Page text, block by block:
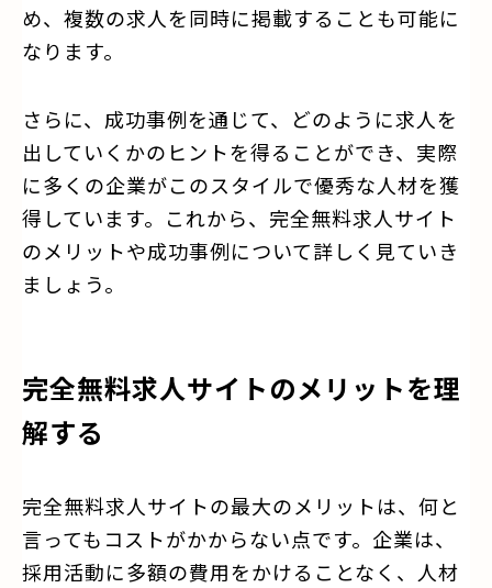
め、複数の求人を同時に掲載することも可能に
なります。
さらに、成功事例を通じて、どのように求人を
出していくかのヒントを得ることができ、実際
に多くの企業がこのスタイルで優秀な人材を獲
得しています。これから、完全無料求人サイト
のメリットや成功事例について詳しく見ていき
ましょう。
完全無料求人サイトのメリットを理
解する
完全無料求人サイトの最大のメリットは、何と
言ってもコストがかからない点です。企業は、
採用活動に多額の費用をかけることなく、人材